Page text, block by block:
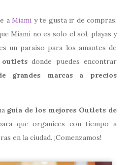
a Miami y te gusta ir de compras,
Miami no es solo el sol, playas y
un paraíso para los amantes de
outletsdonde puedes encontrar
grandes marcas a precios
guía de los mejores Outlets de
que organices con tiempo a
en la ciudad. ¡Comenzamos!